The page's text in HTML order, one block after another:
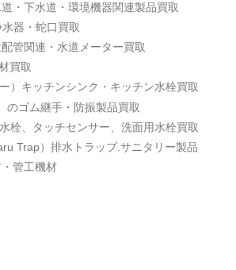
・下水道・環境機器関連製品買取
器・蛇口買取
管関連・水道メーター買取
買取
）キッチンシンク・キッチン水栓買取
のゴム継手・防振製品買取
栓、タッチセンサー、洗面用水栓買取
Trap）排水トラップ.サニタリー製品
管工機材